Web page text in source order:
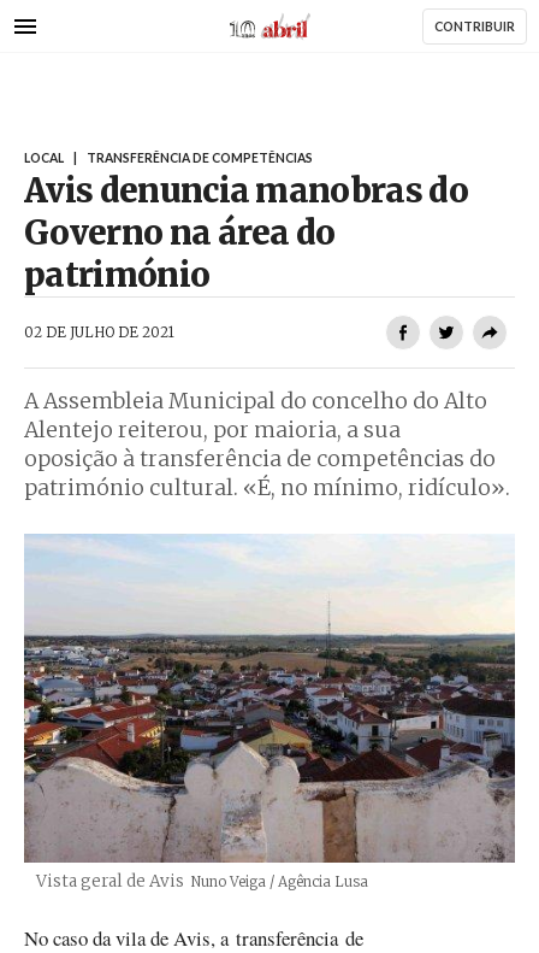
para
AbrilAbril CONTRIBUIR
LOCAL TRANSFERÊNCIA DE COMPETÊNCIAS
Avis denuncia manobras do
Governo na área do
património
02 DE JULHO DE 2021
A Assembleia Municipal do concelho do Alto
Alentejo reiterou, por maioria, a sua
oposição à transferência de competências do
património cultural. «É, no mínimo, ridículo».
Vista geral de Avis Créditos
Nuno Veiga / Agência Lusa
No caso da vila de Avis, a transferência de